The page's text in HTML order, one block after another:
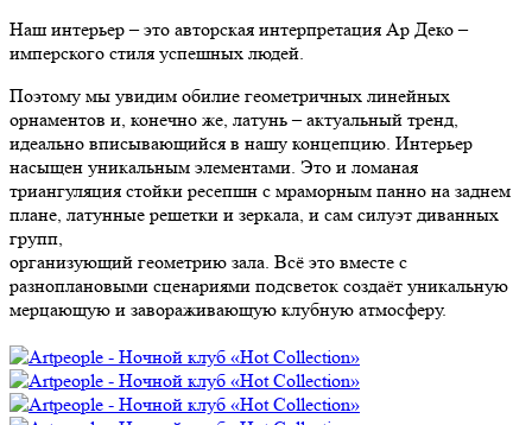
Наш интерьер – это авторская интерпретация Ар Деко –
имперского стиля успешных людей.
Поэтому мы увидим обилие геометричных линейных
орнаментов и, конечно же, латунь – актуальный тренд,
идеально вписывающийся в нашу концепцию. Интерьер
насыщен уникальным элементами. Это и ломаная
триангуляция стойки ресепшн с мраморным панно на заднем
плане, латунные решетки и зеркала, и сам силуэт диванных
групп,
организующий геометрию зала. Всё это вместе с
разноплановыми сценариями подсветок создаёт уникальную
мерцающую и завораживающую клубную атмосферу.